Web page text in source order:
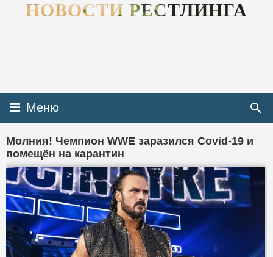
НОВОСТИ РЕСТЛИНГА
Меню
Молния! Чемпион WWE заразился Covid-19 и
помещён на карантин